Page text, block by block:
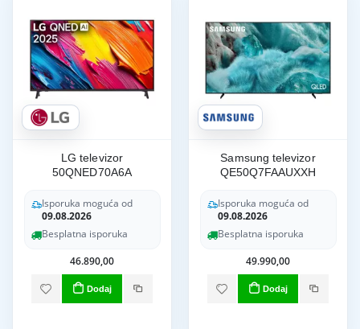
LG televizor
50QNED70A6A
Isporuka moguća od
09.08.2026
Besplatna isporuka
46.890,00
Dodaj
Samsung televizor
QE50Q7FAAUXXH
Isporuka moguća od
09.08.2026
Besplatna isporuka
49.990,00
Dodaj